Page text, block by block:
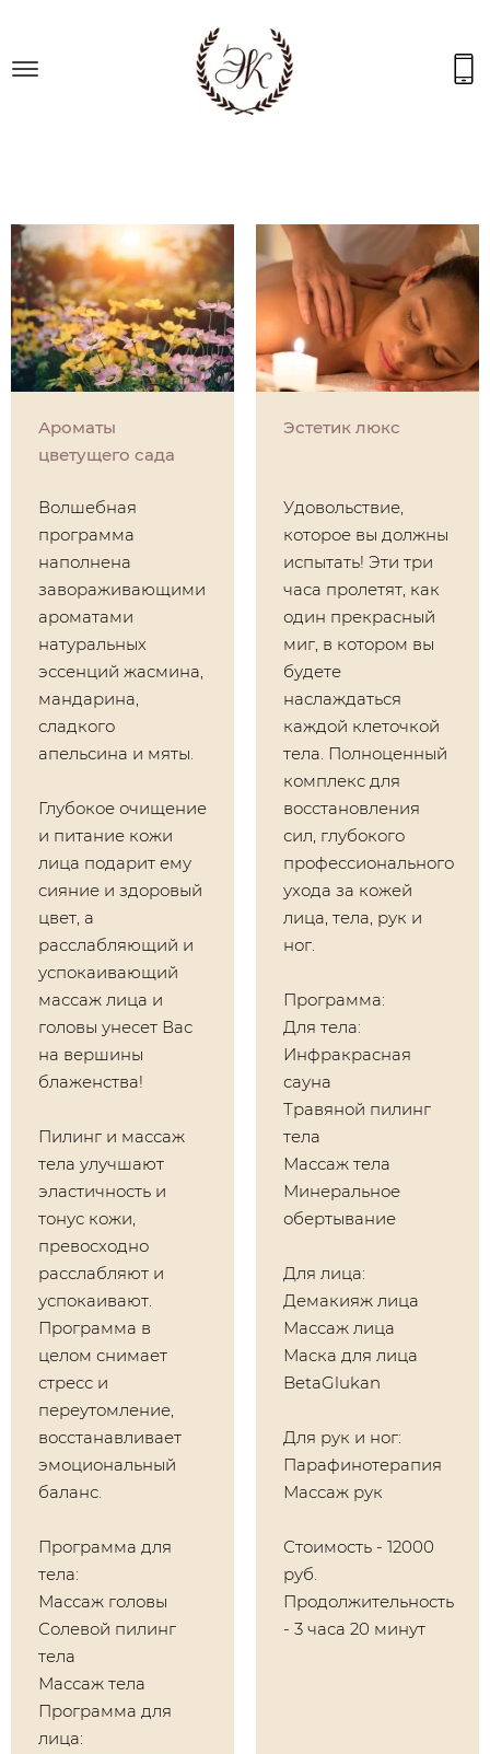
Ароматы
цветущего сада
Волшебная
программа
наполнена
завораживающими
ароматами
натуральных
эссенций жасмина,
мандарина,
сладкого
апельсина и мяты.
Глубокое очищение
и питание кожи
лица подарит ему
сияние и здоровый
цвет, а
расслабляющий и
успокаивающий
массаж лица и
головы унесет Вас
на вершины
блаженства!
Пилинг и массаж
тела улучшают
эластичность и
тонус кожи,
превосходно
расслабляют и
успокаивают.
Программа в
целом снимает
стресс и
переутомление,
восстанавливает
эмоциональный
баланс.
Программа для
тела:
Массаж головы
Солевой пилинг
тела
Массаж тела
Программа для
лица:
Эстетик люкс
Удовольствие,
которое вы должны
испытать! Эти три
часа пролетят, как
один прекрасный
миг, в котором вы
будете
наслаждаться
каждой клеточкой
тела. Полноценный
комплекс для
восстановления
сил, глубокого
профессионального
ухода за кожей
лица, тела, рук и
ног.
​Программа:
Для тела:
Инфракрасная
сауна
Травяной пилинг
тела
Массаж тела
Минеральное
обертывание
Для лица:
Демакияж лица
Массаж лица
Маска для лица
BetaGlukan
Для рук и ног:
Парафинотерапия
Массаж рук
Стоимость - 12000
руб.
Продолжительность
- 3 часа 20 минут